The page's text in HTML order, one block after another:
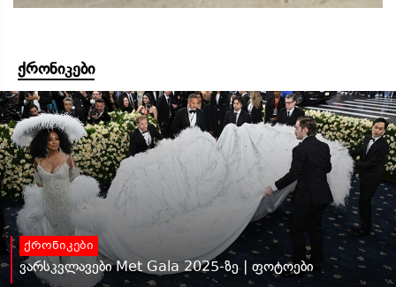
ქრონიკები
ქრონიკები
ვარსკვლავები Met Gala 2025-ზე | ფოტოები